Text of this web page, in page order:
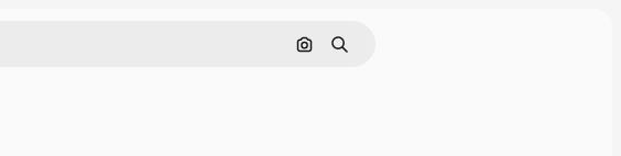
Buscar por imagen
Buscar